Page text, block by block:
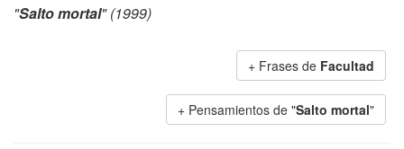
"Salto mortal" (1999)
+ Frases de Facultad
+ Pensamientos de "Salto mortal"